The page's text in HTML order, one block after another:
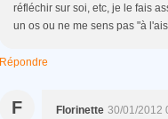
réfléchir sur soi, etc, je le fais
un os ou ne me sens pas "à
Répondre
F Florinette 30/01/2012